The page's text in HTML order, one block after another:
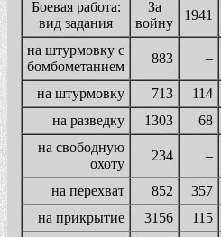
Боевая работа:
вид задания
За
войну
1941
на штурмовку с
бомбометанием
883 –
на штурмовку 713 114
на разведку
1303 68
на свободную
охоту
234 –
на перехват 852 357
на прикрытие
3156 115